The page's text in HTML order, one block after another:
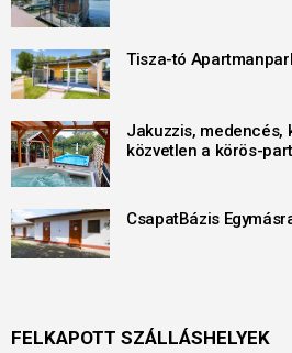
Tisza-tó
Jakuzzis, medencés,
közvetlen a körös-
CsapatBázis
FELKAPOTT SZÁLLÁSHELYEK